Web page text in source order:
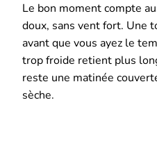
Le bon moment compte
doux, sans vent fort. Une
avant que vous ayez le
trop froide retient plus
reste une matinée
sèche.